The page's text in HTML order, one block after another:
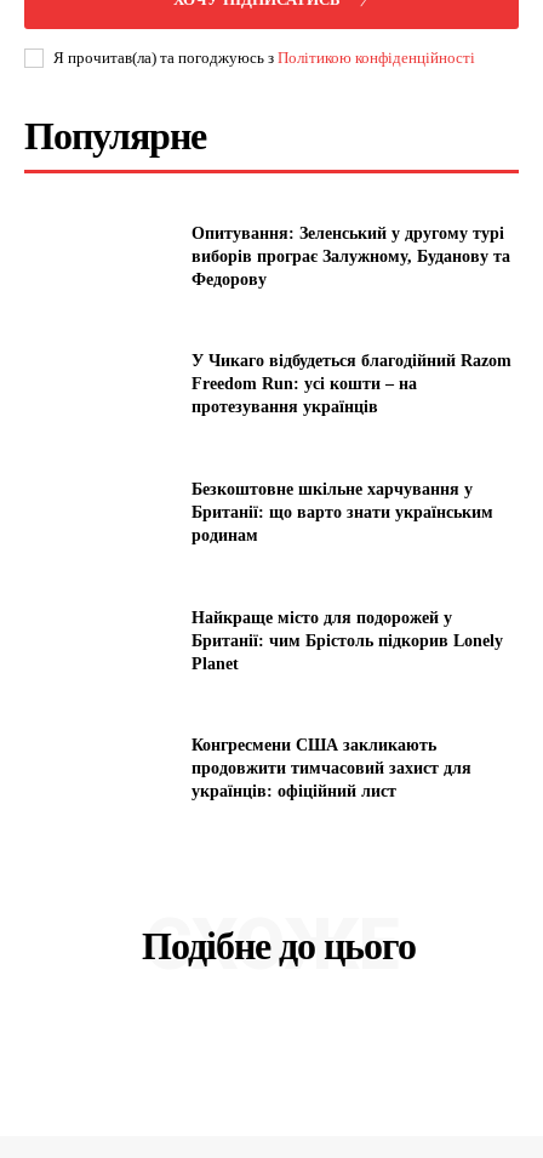
Я прочитав(ла) та погоджуюсь з Політикою конфіденційності
Популярне
Опитування: Зеленський у другому турі
виборів програє Залужному, Буданову та
Федорову
У Чикаго відбудеться благодійний Razom
Freedom Run: усі кошти – на
протезування українців
Безкоштовне шкільне харчування у
Британії: що варто знати українським
родинам
Найкраще місто для подорожей у
Британії: чим Брістоль підкорив Lonely
Planet
Конгресмени США закликають
продовжити тимчасовий захист для
українців: офіційний лист
Подібне до цього
СХОЖЕ